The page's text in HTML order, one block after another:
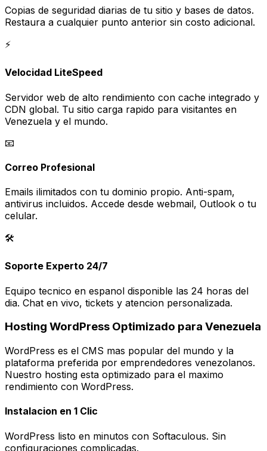
Copias de seguridad diarias de tu sitio y bases de datos.
Restaura a cualquier punto anterior sin costo adicional.
⚡
Velocidad LiteSpeed
Servidor web de alto rendimiento con cache integrado y
CDN global. Tu sitio carga rapido para visitantes en
Venezuela y el mundo.
📧
Correo Profesional
Emails ilimitados con tu dominio propio. Anti-spam,
antivirus incluidos. Accede desde webmail, Outlook o tu
celular.
🛠️
Soporte Experto 24/7
Equipo tecnico en espanol disponible las 24 horas del
dia. Chat en vivo, tickets y atencion personalizada.
Hosting WordPress Optimizado para Venezuela
WordPress es el CMS mas popular del mundo y la
plataforma preferida por emprendedores venezolanos.
Nuestro hosting esta optimizado para el maximo
rendimiento con WordPress.
Instalacion en 1 Clic
WordPress listo en minutos con Softaculous. Sin
configuraciones complicadas.